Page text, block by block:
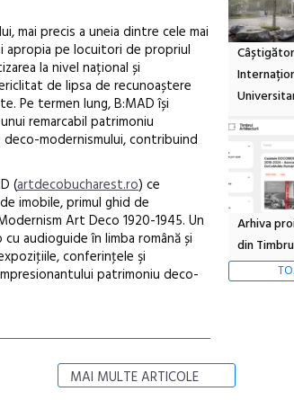
mai precis a uneia dintre cele mai
apropia pe locuitori de propriul
la nivel național și
de lipsa de recunoaștere
Pe termen lung, B:MAD își
remarcabil patrimoniu
modernismului, contribuind
(artdecobucharest.ro) ce
imobile, primul ghid de
Art Deco 1920-1945. Un
audioguide în limba română și
conferinţele şi
patrimoniu deco-
MAI MULTE ARTICOLE
Arhiva
din